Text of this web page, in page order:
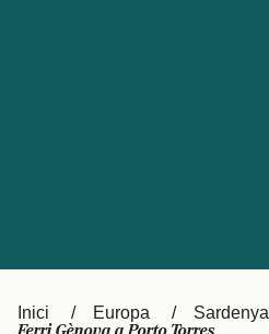
Ελλάδα
Polska
Inici Europa Sardenya